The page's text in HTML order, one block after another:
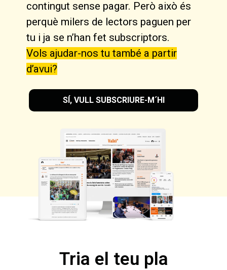
contingut sense pagar. Però això és
perquè milers de lectors paguen per
tu i ja se n’han fet subscriptors.
Vols ajudar-nos tu també a partir
d’avui?
SÍ, VULL SUBSCRIURE-M´HI
Tria el teu pla